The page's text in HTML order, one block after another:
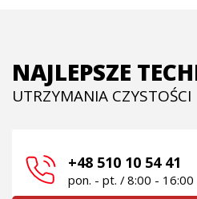
NAJLEPSZE
UTRZYMANIA CZYSTOŚCI
+48 510 10 54 41
pon. - pt. / 8:00 - 16:00